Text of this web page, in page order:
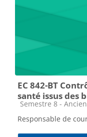
EC 842-BT
santé issus des
Catégorie de cours
Semestre 8 -
Responsable de